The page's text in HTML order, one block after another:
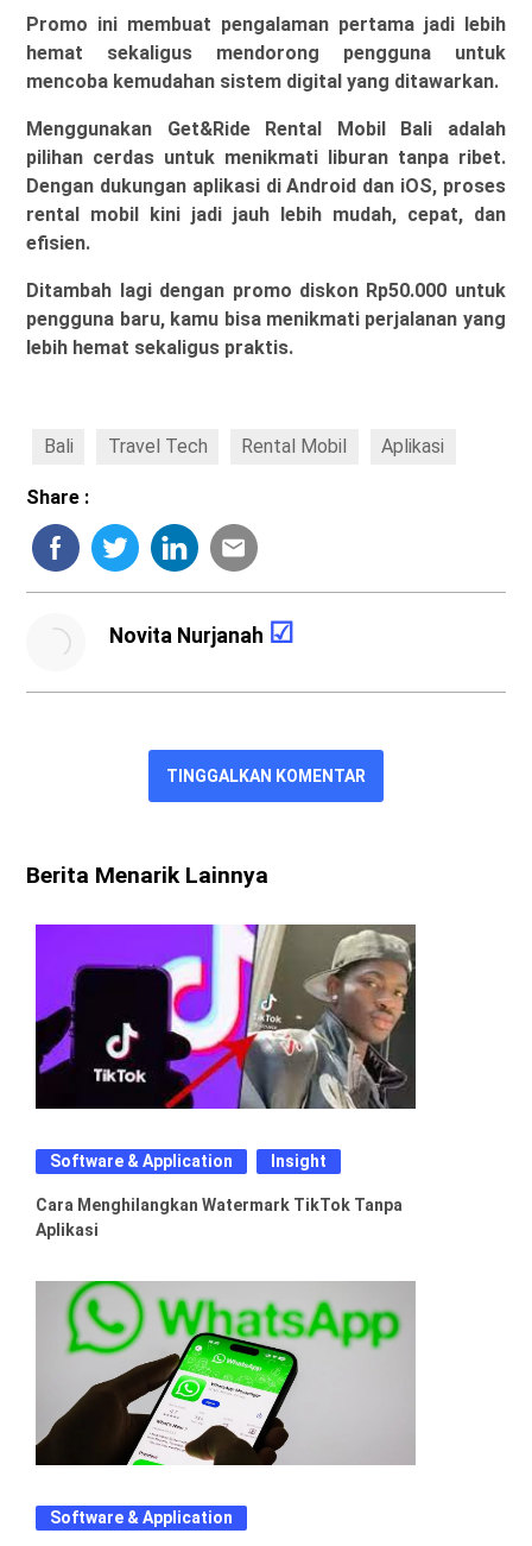
Promo ini membuat pengalaman pertama jadi lebih
hemat sekaligus mendorong pengguna untuk
mencoba kemudahan sistem digital yang ditawarkan.
Menggunakan Get&Ride Rental Mobil Bali adalah
pilihan cerdas untuk menikmati liburan tanpa ribet.
Dengan dukungan aplikasi di Android dan iOS, proses
rental mobil kini jadi jauh lebih mudah, cepat, dan
efisien.
Ditambah lagi dengan promo diskon Rp50.000 untuk
pengguna baru, kamu bisa menikmati perjalanan yang
lebih hemat sekaligus praktis.
Bali Travel Tech Rental Mobil Aplikasi
Share :
Novita Nurjanah
TINGGALKAN KOMENTAR
Berita Menarik Lainnya
Software & Application Insight
Cara Menghilangkan Watermark TikTok Tanpa
Aplikasi
Software & Application